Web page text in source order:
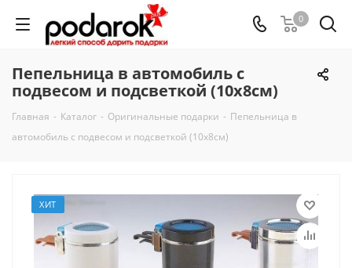
0
Пепельница в автомобиль с
подвесом и подсветкой (10х8см)
Главная - Каталог - Оригинальные подарки - Пепельница в
автомобиль с подвесом и подсветкой (10х8см)
ХИТ